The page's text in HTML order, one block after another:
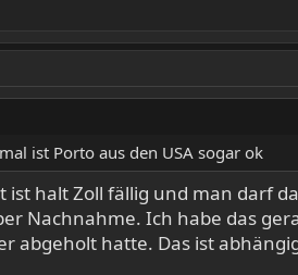
ist Porto aus den USA sogar ok
ist halt Zoll fällig und man darf
Nachnahme. Ich habe das
abgeholt hatte. Das ist